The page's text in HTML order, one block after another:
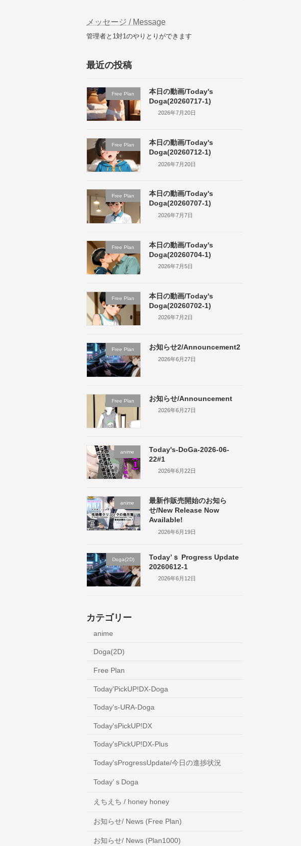
メッセージ / Message
管理者と1対1のやりとりができます
最近の投稿
Free Plan
本日の動画/Today's
Doga(20260717-1)
2026年7月20日
Free Plan
本日の動画/Today's
Doga(20260712-1)
2026年7月20日
Free Plan
本日の動画/Today's
Doga(20260707-1)
2026年7月7日
Free Plan
本日の動画/Today's
Doga(20260704-1)
2026年7月5日
Free Plan
本日の動画/Today's
Doga(20260702-1)
2026年7月2日
Free Plan お知らせ2/Announcement2
2026年6月27日
Free Plan お知らせ/Announcement
2026年6月27日
anime
Today's-DoGa-2026-06-
22#1
2026年6月22日
anime
最新作販売開始のお知ら
せ/New Release Now
Available!
2026年6月19日
Doga(2D)
Today’ｓ Progress Update
20260612-1
2026年6月12日
カテゴリー
anime
Doga(2D)
Free Plan
Today'PickUP!DX-Doga
Today's-URA-Doga
Today'sPickUP!DX
Today'sPickUP!DX-Plus
Today'sProgressUpdate/今日の進捗状況
Today’ｓDoga
えちえち / honey honey
お知らせ/ News (Free Plan)
お知らせ/ News (Plan1000)